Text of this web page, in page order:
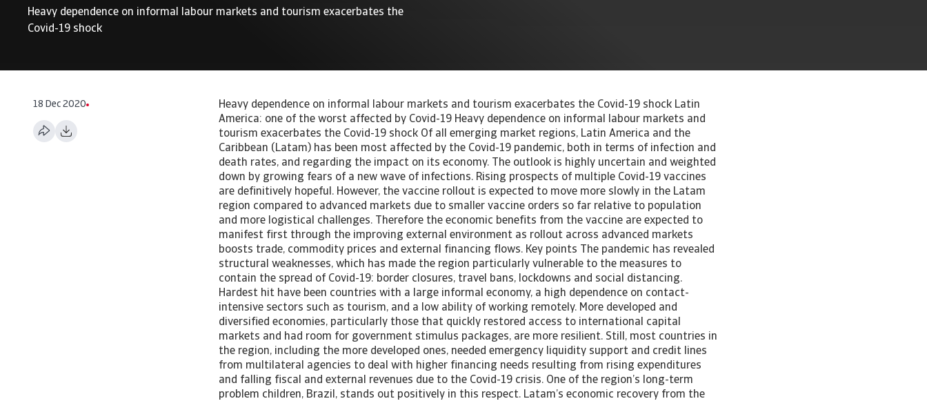
Heavy dependence on informal labour markets and tourism exacerbates the
Covid-19 shock
18 Dec 2020
Heavy dependence on informal labour markets and tourism exacerbates the Covid-19 shock Latin
America: one of the worst affected by Covid-19 Heavy dependence on informal labour markets and
tourism exacerbates the Covid-19 shock Of all emerging market regions, Latin America and the
Caribbean (Latam) has been most affected by the Covid-19 pandemic, both in terms of infection and
death rates, and regarding the impact on its economy. The outlook is highly uncertain and weighted
down by growing fears of a new wave of infections. Rising prospects of multiple Covid-19 vaccines
are definitively hopeful. However, the vaccine rollout is expected to move more slowly in the Latam
region compared to advanced markets due to smaller vaccine orders so far relative to population
and more logistical challenges. Therefore the economic benefits from the vaccine are expected to
manifest first through the improving external environment as rollout across advanced markets
boosts trade, commodity prices and external financing flows. Key points The pandemic has revealed
structural weaknesses, which has made the region particularly vulnerable to the measures to
contain the spread of Covid-19: border closures, travel bans, lockdowns and social distancing.
Hardest hit have been countries with a large informal economy, a high dependence on contact-
intensive sectors such as tourism, and a low ability of working remotely. More developed and
diversified economies, particularly those that quickly restored access to international capital
markets and had room for government stimulus packages, are more resilient. Still, most countries in
the region, including the more developed ones, needed emergency liquidity support and credit lines
from multilateral agencies to deal with higher financing needs resulting from rising expenditures
and falling fiscal and external revenues due to the Covid-19 crisis. One of the region’s long-term
problem children, Brazil, stands out positively in this respect. Latam’s economic recovery from the